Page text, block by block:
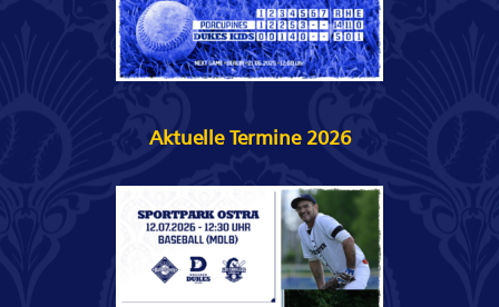
Aktuelle Termine 2026